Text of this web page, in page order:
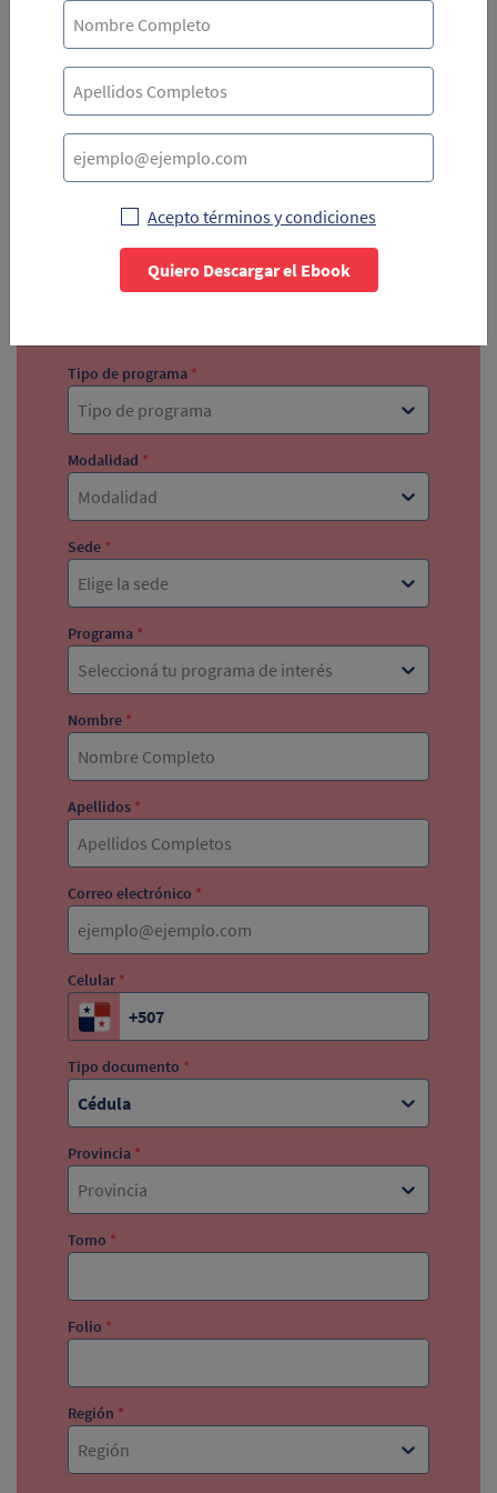
¡Conoce todo sobre la Licenciatura en Criminalística
aquí!
Comienza ahora
que tengas.
Tipo de programa *
Tipo de programa
Modalidad *
Modalidad
Sede *
Elige la sede
Programa *
Seleccioná tu programa de interés
Nombre *
Apellidos *
Correo electrónico *
Celular *
Tipo documento *
Cédula
Provincia *
Provincia
Tomo *
Folio *
Región *
Región
Acepto términos y condiciones
Quiero Descargar el Ebook